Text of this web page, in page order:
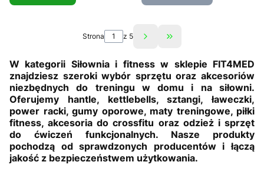
Strona z 5 Przejdź do ostatniej
W kategorii Siłownia i fitness w sklepie FIT4MED
znajdziesz szeroki wybór sprzętu oraz akcesoriów
niezbędnych do treningu w domu i na siłowni.
Oferujemy hantle, kettlebells, sztangi, ławeczki,
power racki, gumy oporowe, maty treningowe, piłki
fitness, akcesoria do crossfitu oraz odzież i sprzęt
do ćwiczeń funkcjonalnych. Nasze produkty
pochodzą od sprawdzonych producentów i łączą
jakość z bezpieczeństwem użytkowania.